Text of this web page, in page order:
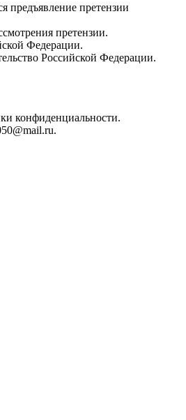
предъявление претензии
претензии.
Федерации.
Российской Федерации.
конфиденциальности.